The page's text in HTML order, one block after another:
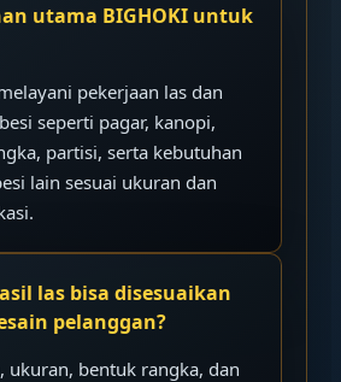
utama BIGHOKI untuk
pekerjaan las dan
seperti pagar, kanopi,
partisi, serta kebutuhan
lain sesuai ukuran dan
las bisa disesuaikan
pelanggan?
ukuran, bentuk rangka, dan